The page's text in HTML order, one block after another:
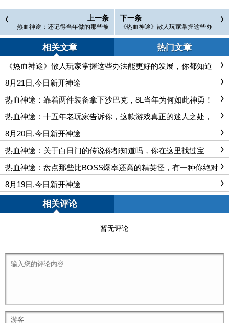
上一条
热血神途；还记得当年做的那些被
下一条
《热血神途》散人玩家掌握这些办
法？
相关文章 热门文章
《热血神途》散人玩家掌握这些办法能更好的发展，你都知道
这方法？
8月21日,今日新开神途
热血神途：靠着两件装备拿下沙巴克，8L当年为何如此神勇！
热血神途：十五年老玩家告诉你，这款游戏真正的迷人之处，
看完你就明白了
8月20日,今日新开神途
热血神途：关于白日门的传说你都知道吗，你在这里找过宝
宝？
热血神途：盘点那些比BOSS爆率还高的精英怪，有一种你绝对
想不到
8月19日,今日新开神途
相关评论
暂无评论